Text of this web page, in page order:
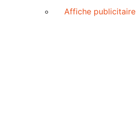
Affiche publicitaire